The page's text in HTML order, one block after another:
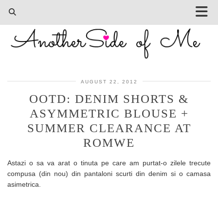
AUGUST 22, 2012
OOTD: DENIM SHORTS &
ASYMMETRIC BLOUSE +
SUMMER CLEARANCE AT
ROMWE
Astazi o sa va arat o tinuta pe care am purtat-o zilele trecute
compusa (din nou) din pantaloni scurti din denim si o camasa
asimetrica.